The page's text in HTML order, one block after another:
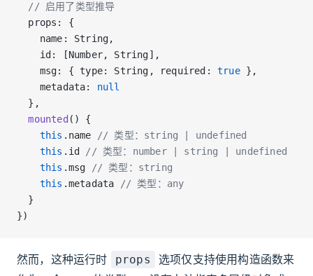
  // 启用了类型推导
  props: {
    name: String,
    id: [Number, String],
    msg: { type: String, required:
true },
    metadata:
null
  },
  mounted
() {
    this
.name
// 类型：string | undefined
    this
.id // 类型：number | string | undefined
    this
.msg
// 类型：string
    this
.metadata
// 类型：any
  }
})
然而，这种运行时 props
选项仅支持使用构造函数来